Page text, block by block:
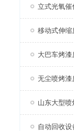
立式光氧
移动式伸缩
大巴车烤
无尘喷烤漆
山东大型喷
自动回收